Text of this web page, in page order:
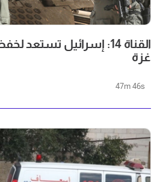
القناة 14: إسرائيل
غزة
47m 46s